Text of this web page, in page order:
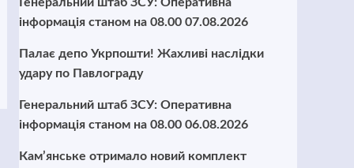
Генеральний штаб ЗСУ: Оперативна
інформація станом на 08.00 07.08.2026
Палає депо Укрпошти! Жахливі наслідки
удару по Павлограду
Генеральний штаб ЗСУ: Оперативна
інформація станом на 08.00 06.08.2026
Кам’янське отримало новий комплект